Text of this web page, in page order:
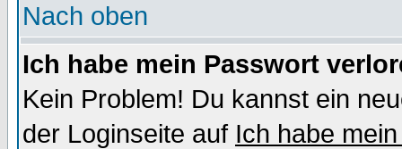
Nach oben
Ich habe mein Passwort
Kein Problem! Du kannst ein
der Loginseite auf Ich habe